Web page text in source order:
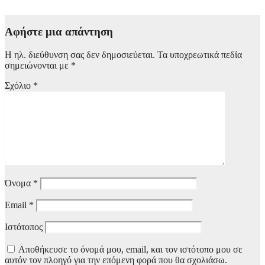
Αφήστε μια απάντηση
Η ηλ. διεύθυνση σας δεν δημοσιεύεται. Τα υποχρεωτικά πεδία
σημειώνονται με *
Σχόλιο *
Όνομα *
Email *
Ιστότοπος
Αποθήκευσε το όνομά μου, email, και τον ιστότοπο μου σε
αυτόν τον πλοηγό για την επόμενη φορά που θα σχολιάσω.